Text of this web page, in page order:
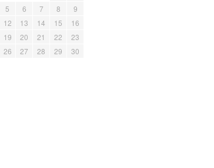
5 6 7 8
9
12 13 14 15
16
19 20 21 22
23
26 27 28 29
30